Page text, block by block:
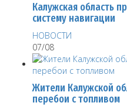
Калужская область
систему навигации
НОВОСТИ
07/08
Жители Калужской
перебои с топливом